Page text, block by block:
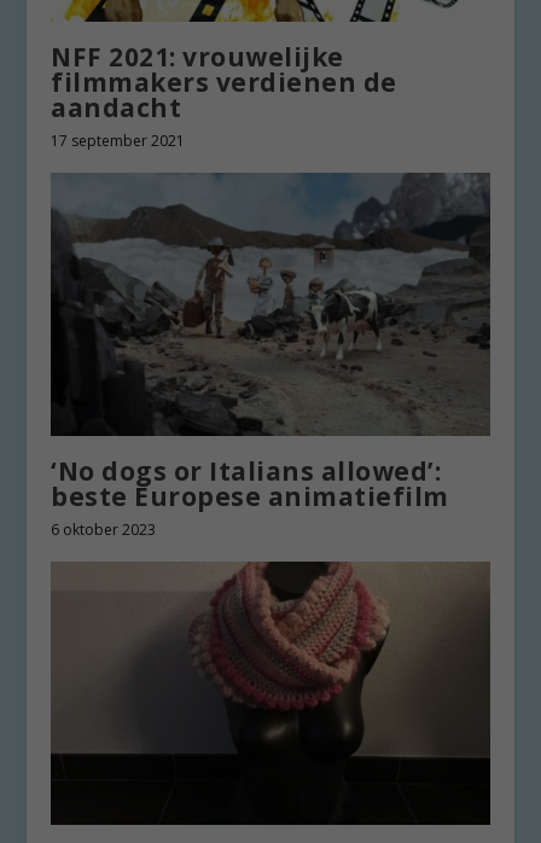
NFF 2021: vrouwelijke
filmmakers verdienen de
aandacht
17 september 2021
‘No dogs or Italians allowed’:
beste Europese animatiefilm
6 oktober 2023